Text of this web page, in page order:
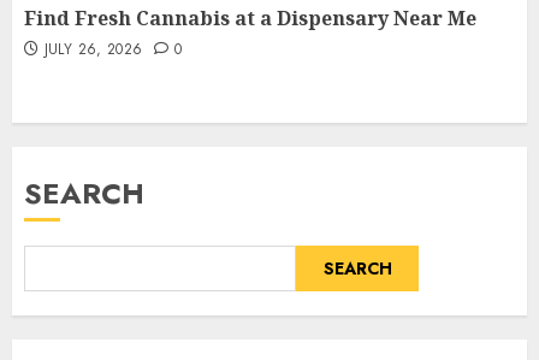
Find Fresh Cannabis at a Dispensary Near Me
JULY 26, 2026 0
SEARCH
SEARCH